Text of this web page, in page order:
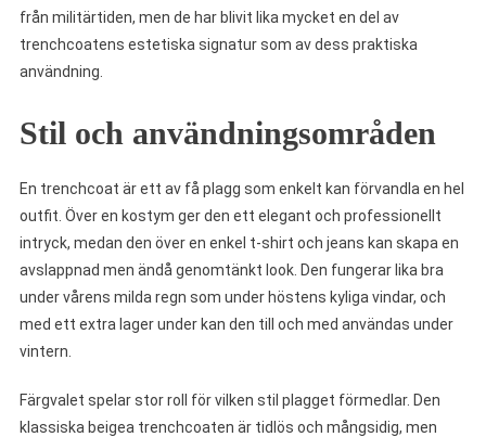
från militärtiden, men de har blivit lika mycket en del av
trenchcoatens estetiska signatur som av dess praktiska
användning.
Stil och användningsområden
En trenchcoat är ett av få plagg som enkelt kan förvandla en hel
outfit. Över en kostym ger den ett elegant och professionellt
intryck, medan den över en enkel t-shirt och jeans kan skapa en
avslappnad men ändå genomtänkt look. Den fungerar lika bra
under vårens milda regn som under höstens kyliga vindar, och
med ett extra lager under kan den till och med användas under
vintern.
Färgvalet spelar stor roll för vilken stil plagget förmedlar. Den
klassiska beigea trenchcoaten är tidlös och mångsidig, men